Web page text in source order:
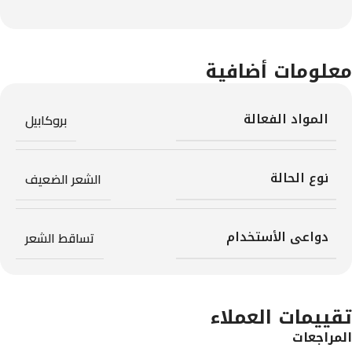
معلومات أضافية
المواد الفعالة بروكابيل
نوع الحالة الشعر الضعيف
دواعى الأستخدام تساقط الشعر
تقييمات العملاء
المراجعات